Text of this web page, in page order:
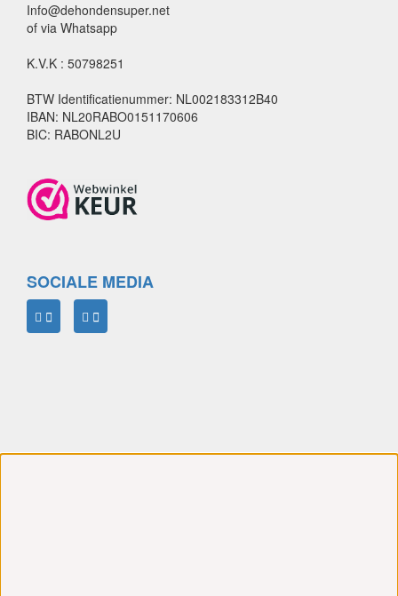
Info@dehondensuper.net
of via Whatsapp
K.V.K : 50798251
BTW Identificatienummer: NL002183312B40
IBAN: NL20RABO0151170606
BIC: RABONL2U
SOCIALE MEDIA